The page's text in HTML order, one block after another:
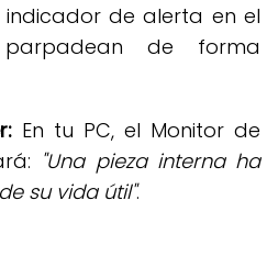
de alerta en el
de forma
En tu PC, el Monitor de
"Una pieza interna ha
su vida útil".